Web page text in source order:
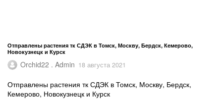
Отправлены растения тк СДЭК в Томск, Москву, Бердск, Кемерово,
Новокузнецк и Курск
Orchid22 . Admin 18 августа 2021
Отправлены растения тк СДЭК в Томск, Москву, Бердск,
Кемерово, Новокузнецк и Курск